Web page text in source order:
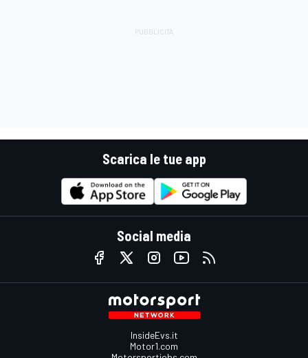
Scarica le tue app
Social media
InsideEvs.it
Motor1.com